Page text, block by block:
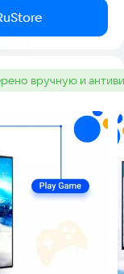
вручную и